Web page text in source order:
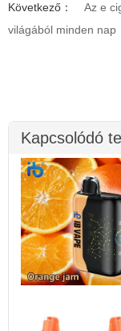
Következő：
Az e
világából minden nap
Kapcsolódó